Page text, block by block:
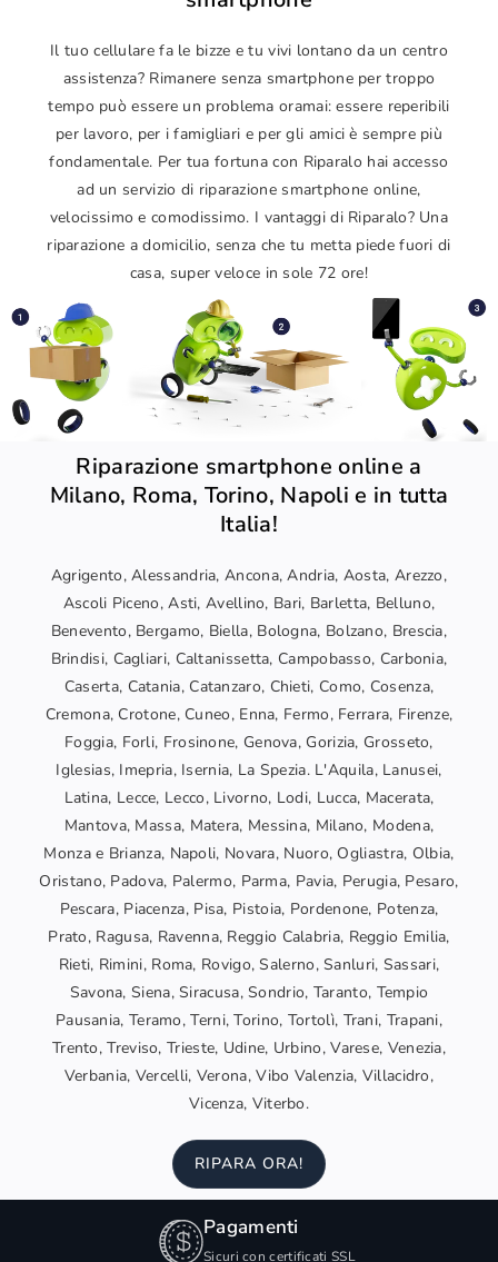
Il tuo cellulare fa le bizze e tu vivi lontano da un centro
assistenza? Rimanere senza smartphone per troppo
tempo può essere un problema oramai: essere reperibili
per lavoro, per i famigliari e per gli amici è sempre più
fondamentale. Per tua fortuna con Riparalo hai accesso
ad un servizio di riparazione smartphone online,
velocissimo e comodissimo. I vantaggi di Riparalo? Una
riparazione a domicilio, senza che tu metta piede fuori di
casa, super veloce in sole 72 ore!
Riparazione smartphone online a
Milano, Roma, Torino, Napoli e in tutta
Italia!
Agrigento, Alessandria, Ancona, Andria, Aosta, Arezzo,
Ascoli Piceno, Asti, Avellino, Bari, Barletta, Belluno,
Benevento, Bergamo, Biella, Bologna, Bolzano, Brescia,
Brindisi, Cagliari, Caltanissetta, Campobasso, Carbonia,
Caserta, Catania, Catanzaro, Chieti, Como, Cosenza,
Cremona, Crotone, Cuneo, Enna, Fermo, Ferrara, Firenze,
Foggia, Forli, Frosinone, Genova, Gorizia, Grosseto,
Iglesias, Imepria, Isernia, La Spezia. L'Aquila, Lanusei,
Latina, Lecce, Lecco, Livorno, Lodi, Lucca, Macerata,
Mantova, Massa, Matera, Messina, Milano, Modena,
Monza e Brianza, Napoli, Novara, Nuoro, Ogliastra, Olbia,
Oristano, Padova, Palermo, Parma, Pavia, Perugia, Pesaro,
Pescara, Piacenza, Pisa, Pistoia, Pordenone, Potenza,
Prato, Ragusa, Ravenna, Reggio Calabria, Reggio Emilia,
Rieti, Rimini, Roma, Rovigo, Salerno, Sanluri, Sassari,
Savona, Siena, Siracusa, Sondrio, Taranto, Tempio
Pausania, Teramo, Terni, Torino, Tortolì, Trani, Trapani,
Trento, Treviso, Trieste, Udine, Urbino, Varese, Venezia,
Verbania, Vercelli, Verona, Vibo Valenzia, Villacidro,
Vicenza, Viterbo.
RIPARA ORA!
Pagamenti
Sicuri con certificati SSL